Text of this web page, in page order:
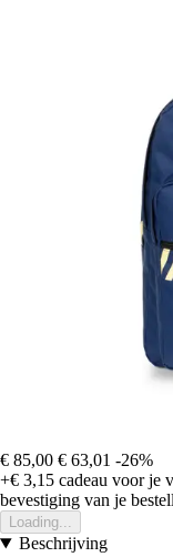
€ 85,00 € 63,01 -26%
+€ 3,15 cadeau voor je
bevestiging van je
Loading...
Beschrijving